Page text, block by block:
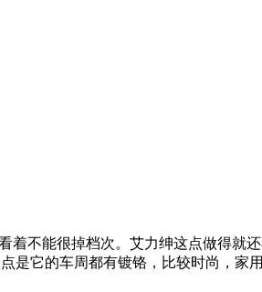
不能很掉档次。艾力绅这点做得
它的车周都有镀铬，比较时尚，家